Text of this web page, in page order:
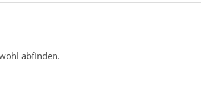
abfinden.